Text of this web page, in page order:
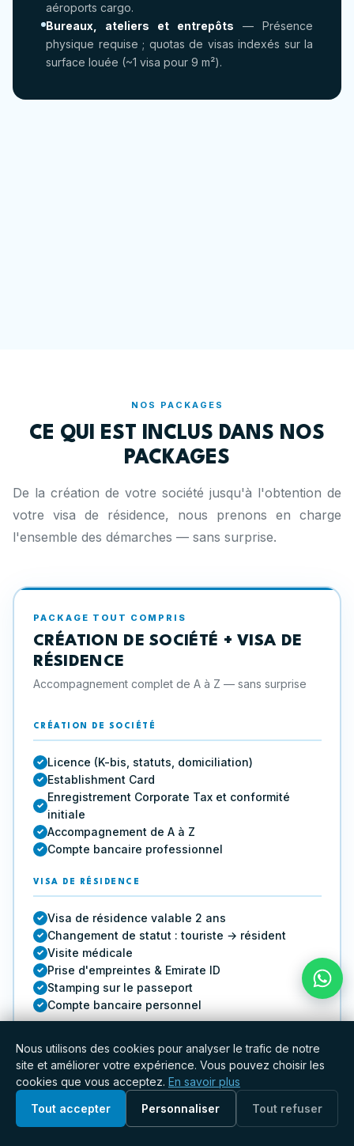
aéroports cargo.
Bureaux, ateliers et entrepôts — Présence
physique requise ; quotas de visas indexés sur la
surface louée (~1 visa pour 9 m²).
NOS PACKAGES
CE QUI EST INCLUS DANS NOS
PACKAGES
De la création de votre société jusqu'à l'obtention de
votre visa de résidence, nous prenons en charge
l'ensemble des démarches — sans surprise.
PACKAGE TOUT COMPRIS
CRÉATION DE SOCIÉTÉ + VISA DE
RÉSIDENCE
Accompagnement complet de A à Z — sans surprise
CRÉATION DE SOCIÉTÉ
Licence (K-bis, statuts, domiciliation)
Establishment Card
Enregistrement Corporate Tax et conformité
initiale
Accompagnement de A à Z
Compte bancaire professionnel
VISA DE RÉSIDENCE
Visa de résidence valable 2 ans
Changement de statut : touriste → résident
Visite médicale
Prise d'empreintes & Emirate ID
Stamping sur le passeport
Compte bancaire personnel
Demander un devis
Nous utilisons des cookies pour analyser le trafic de notre
site et améliorer votre expérience. Vous pouvez choisir les
cookies que vous acceptez. En savoir plus
Tout accepter
Personnaliser Tout refuser